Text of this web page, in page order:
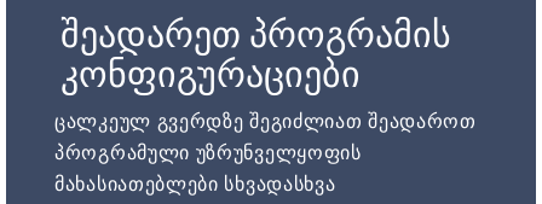
შეადარეთ პროგრამის
კონფიგურაციები
ცალკეულ გვერდზე შეგიძლიათ შეადაროთ
პროგრამული უზრუნველყოფის
მახასიათებლები სხვადასხვა